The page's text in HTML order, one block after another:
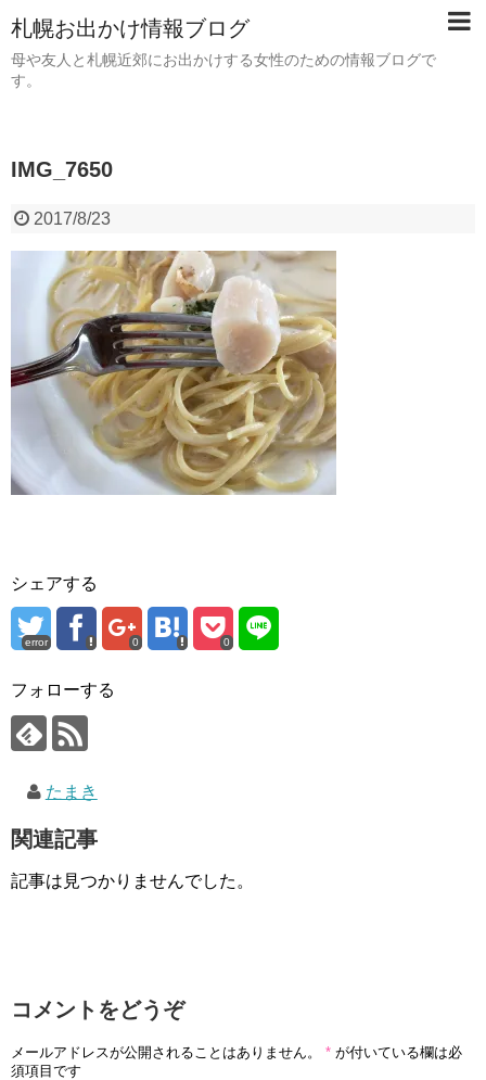
札幌お出かけ情報ブログ
母や友人と札幌近郊にお出かけする女性のための情報ブログで
す。
IMG_7650
2017/8/23
シェアする
error 0 0
フォローする
たまき
関連記事
記事は見つかりませんでした。
コメントをどうぞ
メールアドレスが公開されることはありません。 * が付いている欄は必
須項目です